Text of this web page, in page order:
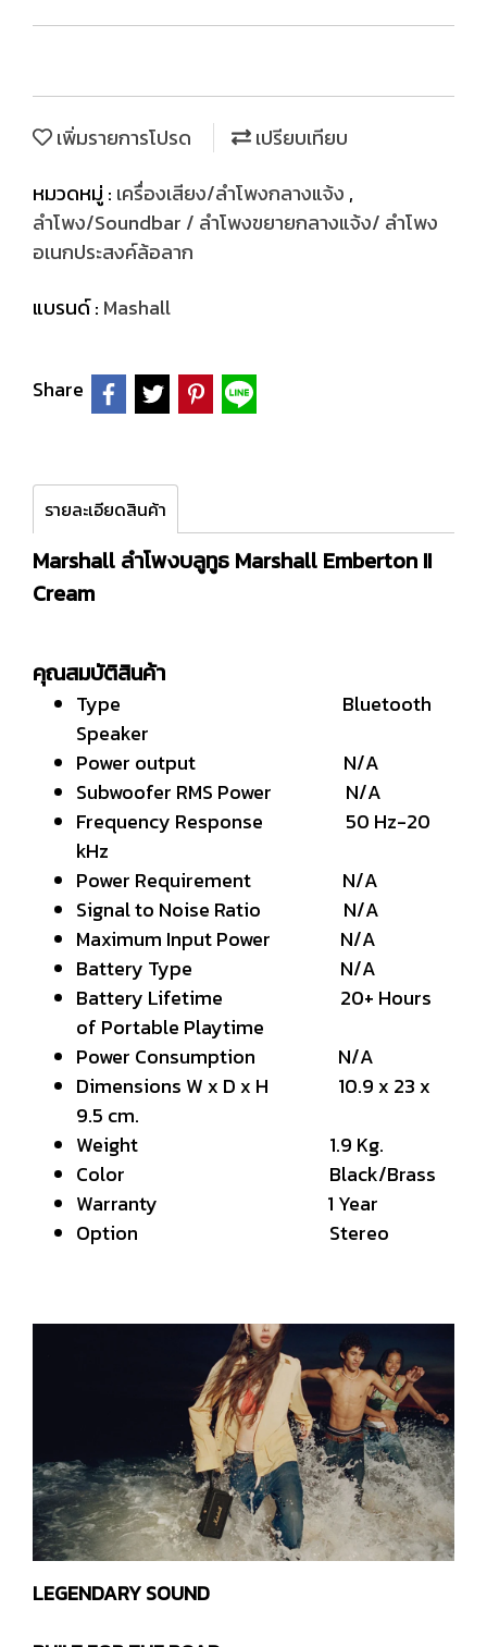
เพิ่มรายการโปรด
เปรียบเทียบ
หมวดหมู่ : เครื่องเสียง/ลำโพงกลางแจ้ง ,
ลำโพง/Soundbar / ลำโพงขยายกลางแจ้ง/ ลำโพง
อเนกประสงค์ล้อลาก
แบรนด์ : Mashall
Share
รายละเอียดสินค้า
Marshall ลำโพงบลูทูธ Marshall Emberton II
Cream
คุณสมบัติสินค้า
Type Bluetooth
Speaker
Power output N/A
Subwoofer RMS Power N/A
Frequency Response 50 Hz-20
kHz
Power Requirement N/A
Signal to Noise Ratio N/A
Maximum Input Power N/A
Battery Type N/A
Battery Lifetime 20+ Hours
of Portable Playtime
Power Consumption N/A
Dimensions W x D x H 10.9 x 23 x
9.5 cm.
Weight 1.9 Kg.
Color Black/Brass
Warranty 1 Year
Option Stereo
LEGENDARY SOUND